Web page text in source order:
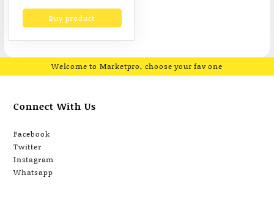
เม็ด (280 กรัม)
was:
฿2,016.00.
is:
฿1,715.00.Buy product
Welcome to Marketpro, choose your fav one
Connect With Us
Facebook
Twitter
Instagram
Whatsapp